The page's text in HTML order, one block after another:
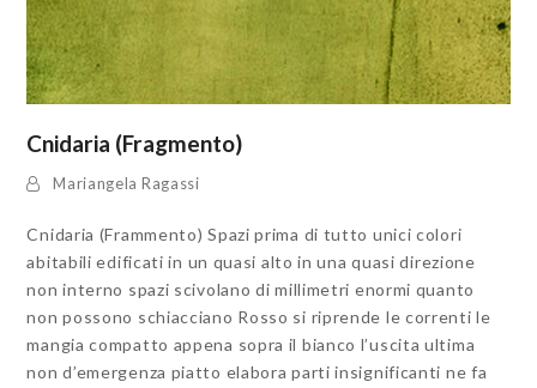
Cnidaria (Fragmento)
Mariangela Ragassi
Cnidaria (Frammento) Spazi prima di tutto unici colori
abitabili edificati in un quasi alto in una quasi direzione
non interno spazi scivolano di millimetri enormi quanto
non possono schiacciano Rosso si riprende le correnti le
mangia compatto appena sopra il bianco l’uscita ultima
non d’emergenza piatto elabora parti insignificanti ne fa